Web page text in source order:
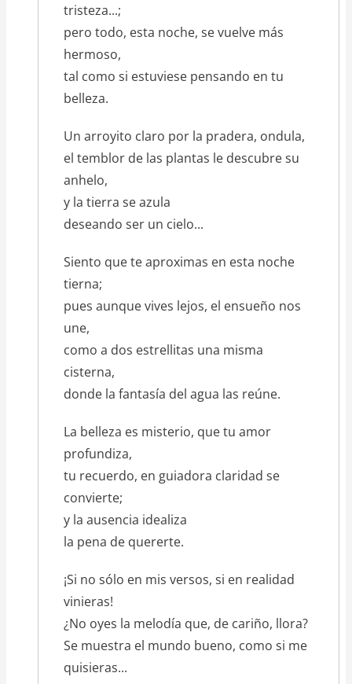
tristeza...;
pero todo, esta noche, se vuelve más
hermoso,
tal como si estuviese pensando en tu
belleza.
Un arroyito claro por la pradera, ondula,
el temblor de las plantas le descubre su
anhelo,
y la tierra se azula
deseando ser un cielo...
Siento que te aproximas en esta noche
tierna;
pues aunque vives lejos, el ensueño nos
une,
como a dos estrellitas una misma
cisterna,
donde la fantasía del agua las reúne.
La belleza es misterio, que tu amor
profundiza,
tu recuerdo, en guiadora claridad se
convierte;
y la ausencia idealiza
la pena de quererte.
¡Si no sólo en mis versos, si en realidad
vinieras!
¿No oyes la melodía que, de cariño, llora?
Se muestra el mundo bueno, como si me
quisieras...